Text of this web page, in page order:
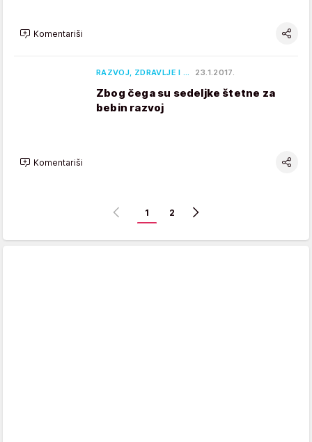
Komentariši
RAZVOJ, ZDRAVLJE I … 23.1.2017.
Zbog čega su sedeljke štetne za
bebin razvoj
Komentariši
1 2